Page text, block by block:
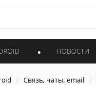
НОВОСТИ
Связь, чаты, email